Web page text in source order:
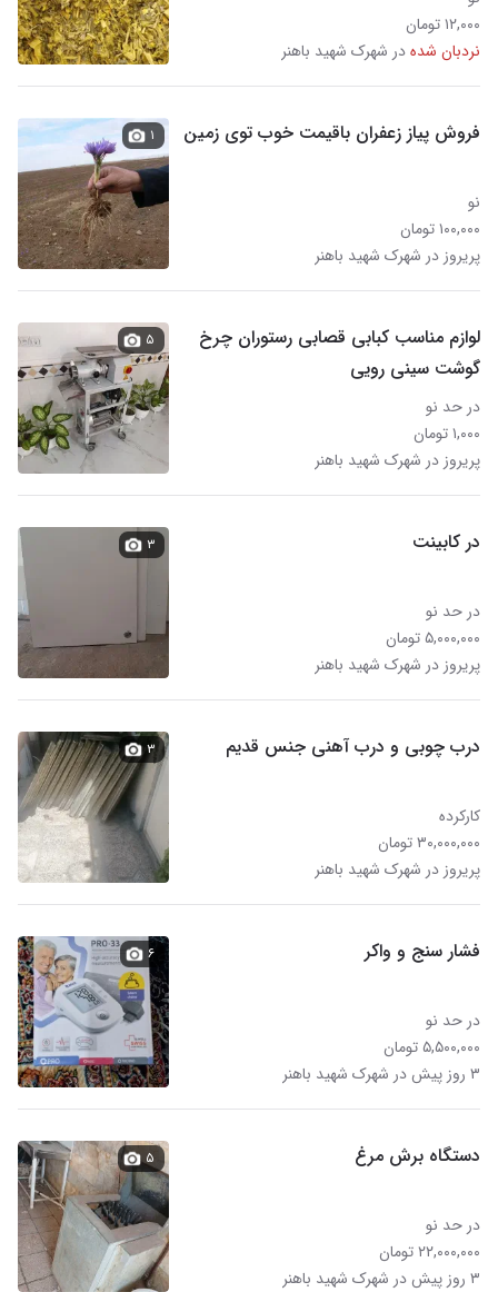
۱۲,۰۰۰ تومان
نردبان شدهدر شهرک شهید باهنر
فروش پیاز زعفران باقیمت خوب توی زمین
نو
۱۰۰,۰۰۰ تومان
پریروز در شهرک شهید باهنر
۱
لوازم مناسب کبابی قصابی رستوران چرخ
گوشت سینی رویی
در حد نو
۱,۰۰۰ تومان
پریروز در شهرک شهید باهنر
۵
در کابینت
در حد نو
۵,۰۰۰,۰۰۰ تومان
پریروز در شهرک شهید باهنر
۳
درب چوبی و درب آهنی جنس قدیم
کارکرده
۳۰,۰۰۰,۰۰۰ تومان
پریروز در شهرک شهید باهنر
۳
فشار سنج و واکر
در حد نو
۵,۵۰۰,۰۰۰ تومان
۳ روز پیش در شهرک شهید باهنر
۶
دستگاه برش مرغ
در حد نو
۲۲,۰۰۰,۰۰۰ تومان
۳ روز پیش در شهرک شهید باهنر
۵